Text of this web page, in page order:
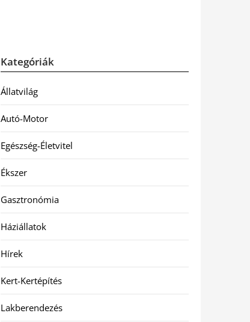
Kategóriák
Állatvilág
Autó-Motor
Egészség-Életvitel
Ékszer
Gasztronómia
Háziállatok
Hírek
Kert-Kertépítés
Lakberendezés